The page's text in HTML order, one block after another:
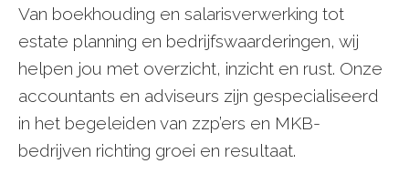
Van boekhouding en salarisverwerking tot
estate planning en bedrijfswaarderingen, wij
helpen jou met overzicht, inzicht en rust. Onze
accountants en adviseurs zijn gespecialiseerd
in het begeleiden van zzp’ers en MKB-
bedrijven richting groei en resultaat.